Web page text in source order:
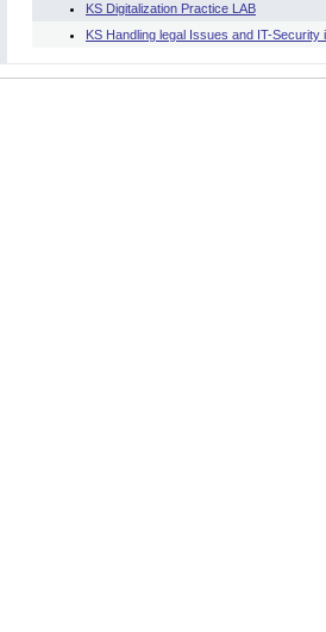
KS Digitalization Practice LAB
KS Handling legal Issues and IT-Security